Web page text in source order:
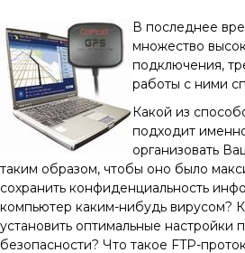
В последнее
множество
подключения,
работы с ними
Какой из
подходит
организовать
таким образом, чтобы оно было
сохранить конфиденциальность
компьютер каким-нибудь вирусом?
установить оптимальные настройки
безопасности? Что такое FTP-